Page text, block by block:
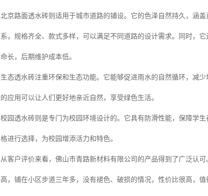
北京路面透水砖则适用于城市道路的铺设。它的色泽自然持久，涵
系，规格齐全、款式多样，可以满足不同道路的设计需求。同时，
命长，后期维护成本低。
生态透水砖注重环保和生态功能。它能够促进雨水的自然循环，减
的应用可以让人们更好地亲近自然，享受绿色生活。
校园透水砖则是专门为校园环境设计的。它具有防滑性能，保障学
格进行选择，为校园增添活力和特色。
从客户评价来看，佛山市青路新材料有限公司的产品得到了广泛认
高，铺在小区步道三年多，没有褪色、破损的情况，性价比很高，